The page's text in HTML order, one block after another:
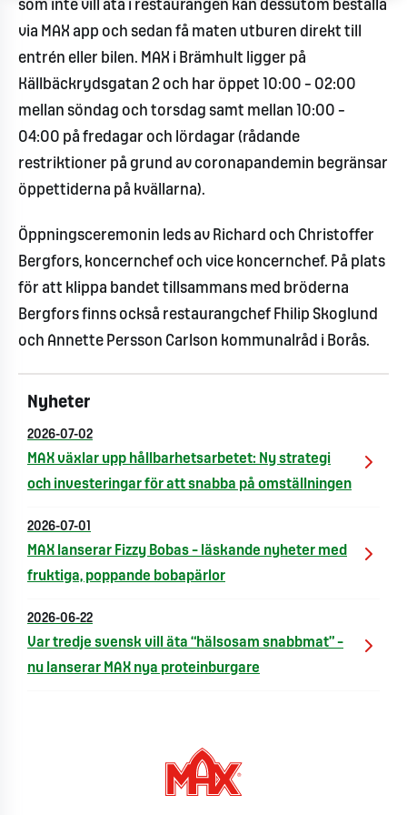
som inte vill äta i restaurangen kan dessutom beställa
via MAX app och sedan få maten utburen direkt till
entrén eller bilen. MAX i Brämhult ligger på
Källbäckrydsgatan 2 och har öppet 10:00 – 02:00
mellan söndag och torsdag samt mellan 10:00 –
04:00 på fredagar och lördagar (rådande
restriktioner på grund av coronapandemin begränsar
öppettiderna på kvällarna).
Öppningsceremonin leds av Richard och Christoffer
Bergfors, koncernchef och vice koncernchef. På plats
för att klippa bandet tillsammans med bröderna
Bergfors finns också restaurangchef Fhilip Skoglund
och Annette Persson Carlson kommunalråd i Borås.
Nyheter
2026-07-02
MAX växlar upp hållbarhetsarbetet: Ny strategi
och investeringar för att snabba på omställningen
2026-07-01
MAX lanserar Fizzy Bobas – läskande nyheter med
fruktiga, poppande bobapärlor
2026-06-22
Var tredje svensk vill äta “hälsosam snabbmat” –
nu lanserar MAX nya proteinburgare